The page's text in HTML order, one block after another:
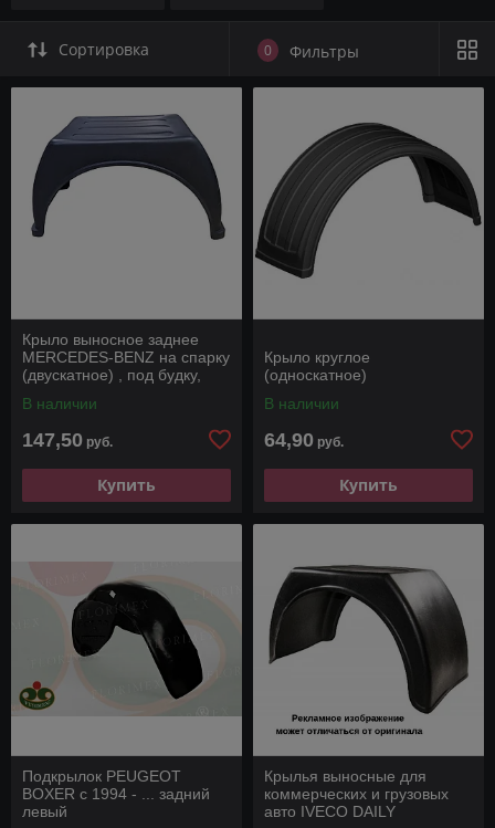
Сортировка 0 Фильтры
Крыло выносное заднее
MERCEDES-BENZ на спарку
(двускатное) , под будку,
В наличии
147,50 руб.
Купить
Крыло круглое
(односкатное)
В наличии
64,90 руб.
Купить
Подкрылок PEUGEOT
BOXER с 1994 - ... задний
левый
Крылья выносные для
коммерческих и грузовых
авто IVECO DAILY